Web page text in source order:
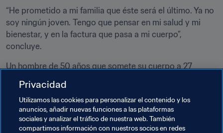
“He prometido a mi familia que éste será el último. Ya no
soy ningún joven. Tengo que pensar en mi salud y mi
bienestar, y en la factura que pasa a mi cuerpo”,
concluye.
Un hombre de 50 años que somete su cuerpo a 27
durante 7 días parece algo exclusivo de un cómic de
superhéroes. Evidentemente, Iron Man no es el único
que tiene la resistencia sobrehumana como superpoder.
También lo tiene su alter ego en la vida real: Iron Fran.
Privacidad
Utilizamos las cookies para personalizar el contenido y los
anuncios, añadir nuevas funciones a las plataformas
sociales y analizar el tráfico de nuestra web. También
compartimos información con nuestros socios en redes